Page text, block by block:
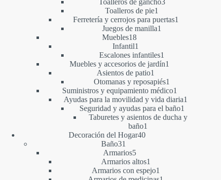
Toalleros de gancho3
Toalleros de pie1
producto
Ferretería y cerrojos para puertas1
Juegos de manilla1
Muebles1818
productos
Infantil1
producto
Escalones infantiles1
producto
Muebles y accesorios de jardín1
Asientos de patio1
producto
Otomanas y reposapiés1
producto
Suministros y equipamiento médico1
producto
Ayudas para la movilidad y vida diaria1
Seguridad y ayudas para el baño1
producto
Taburetes y asientos de ducha y
baño1
Decoración del Hogar4040
Baño31
productos
Armarios55
productos
Armarios altos1
producto
Armarios con espejo1